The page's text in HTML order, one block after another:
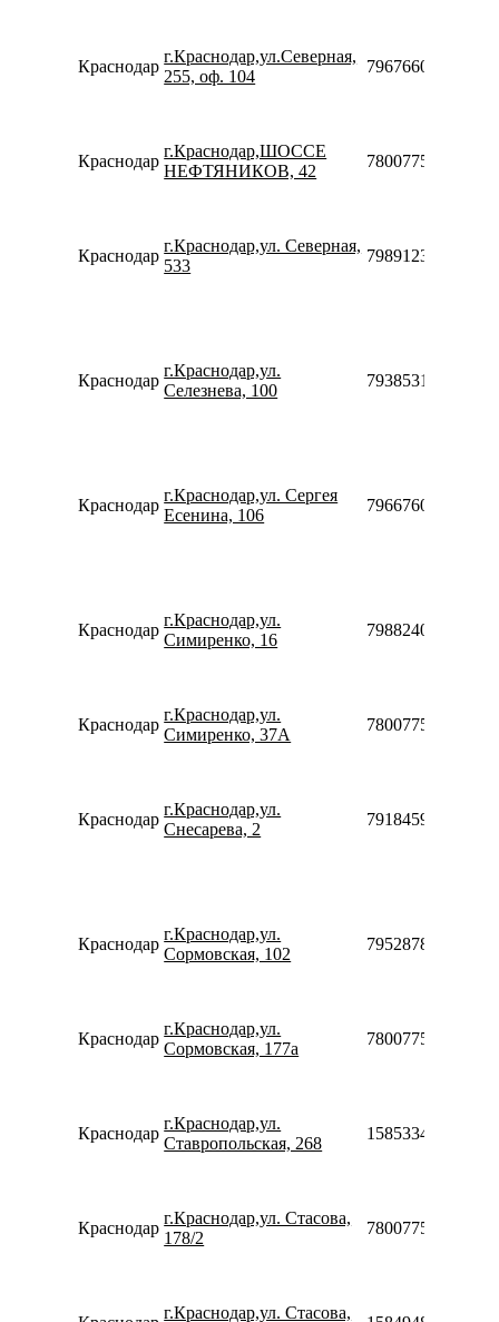
Краснодар
г.Краснодар,ул.Северная,
255, оф. 104
79676602511
Краснодар
г.Краснодар,ШОССЕ
НЕФТЯНИКОВ, 42
78007753553
Краснодар
г.Краснодар,ул. Северная,
533
79891236039
Краснодар
г.Краснодар,ул.
Селезнева, 100
79385315999
Краснодар
г.Краснодар,ул. Сергея
Есенина, 106
79667604707
Краснодар
г.Краснодар,ул.
Симиренко, 16
79882402122
Краснодар
г.Краснодар,ул.
Симиренко, 37А
78007753553
Краснодар
г.Краснодар,ул.
Снесарева, 2
79184591758
Краснодар
г.Краснодар,ул.
Сормовская, 102
79528787677
Краснодар
г.Краснодар,ул.
Сормовская, 177а
78007753553
Краснодар
г.Краснодар,ул.
Ставропольская, 268
158533411615
Краснодар
г.Краснодар,ул. Стасова,
178/2
78007753553
г.Краснодар,ул. Стасова,